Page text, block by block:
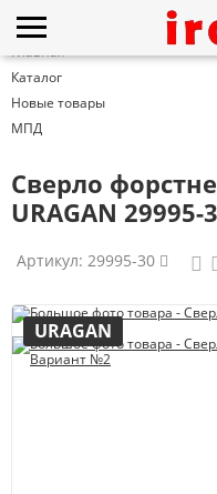
Главная
Каталог
Новые товары
МПД
Cверло
URAGAN 29995-
Артикул: 29995-30
URAGAN